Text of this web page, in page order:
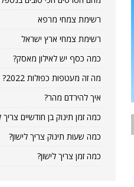
רשימת צמחי מרפא
רשימת צמחי ארץ ישראל
כמה כסף יש לאילון מאסק?
מה זה מעטפות כפולות 2022?
איך להירדם מהר?
כמה זמן תינוק בן חודשיים צריך
כמה שעות תינוק צריך לישון?
כמה זמן צריך לישון?